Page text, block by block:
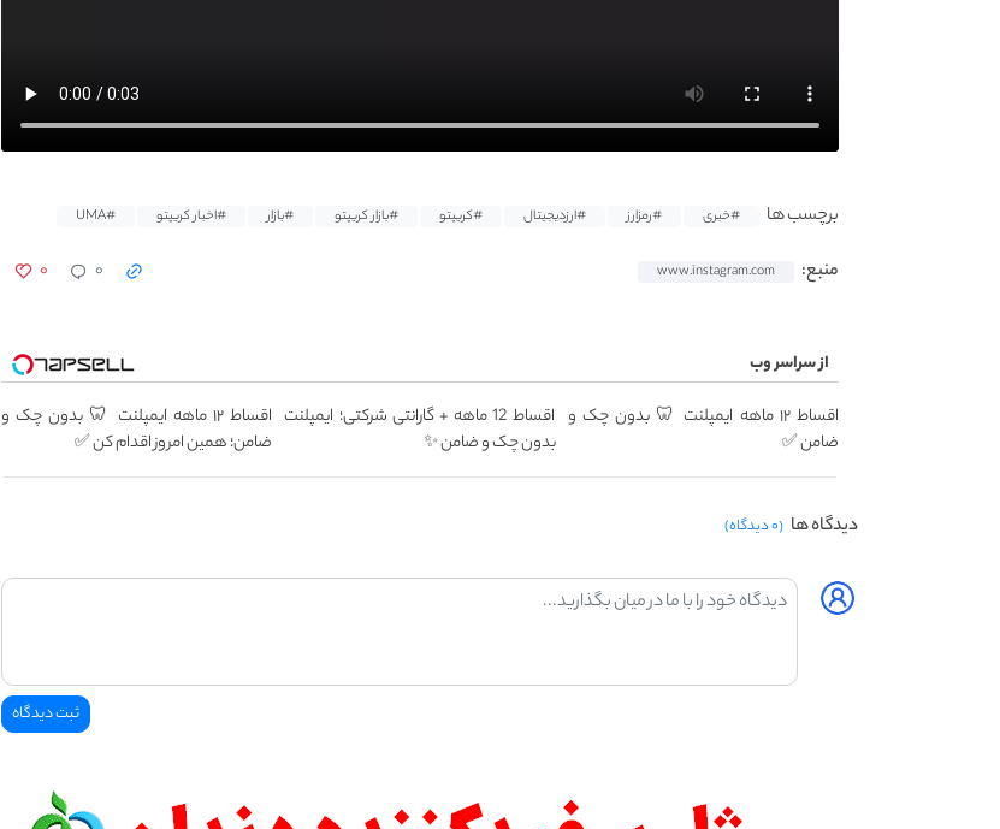
برچسب ها #خبری #رمزارز #ارزدیجیتال #کریپتو #بازار کریپتو #بازار #اخبار کریپتو #UMA
منبع: www.instagram.com ۰ ۰
از سراسر وب
اقساط ۱۲ ماهه ایمپلنت 🦷 بدون چک و
ضامن ✅
اقساط 12 ماهه + گارانتی شرکتی؛ ایمپلنت
بدون چک و ضامن ✨
اقساط ۱۲ ماهه ایمپلنت 🦷 بدون چک و
ضامن؛ همین امروز اقدام کن ✅
دیدگاه ها (۰ دیدگاه)